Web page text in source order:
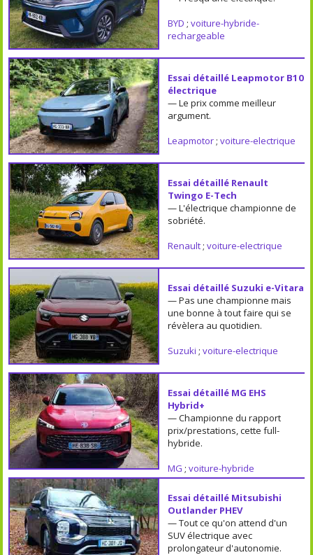
BYD ; voiture-hybride-
rechargeable
Essai détaillé Leapmotor B10
électrique
— Le prix comme meilleur
argument.
Leapmotor; voiture-electrique
Essai détaillé Renault
Twingo E-Tech
— L'électrique championne de
sobriété.
Renault; voiture-electrique
Essai détaillé Suzuki e-Vitara
— Pas une championne mais
une bonne à tout faire qui se
révèlera au quotidien.
Suzuki ; voiture-electrique
Essai détaillé MG EHS
Hybrid+
— Championne du rapport
prix/prestations, cette full-
hybride.
MG ; voiture-hybride
Essai détaillé Mitsubishi
Outlander PHEV
— Tout ce qu'on attend d'un
SUV électrique avec
prolongateur d'autonomie.